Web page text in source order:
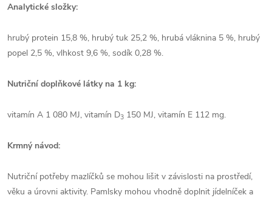
Analytické složky:
hrubý protein 15,8 %, hrubý tuk 25,2 %, hrubá vláknina 5 %, hrubý
popel 2,5 %, vlhkost 9,6 %, sodík 0,28 %.
Nutriční doplňkové látky na 1 kg:
vitamín A 1 080 MJ, vitamín D3 150 MJ, vitamín E 112 mg.
Krmný návod:
Nutriční potřeby mazlíčků se mohou lišit v závislosti na prostředí,
věku a úrovni aktivity. Pamlsky mohou vhodně doplnit jídelníček a